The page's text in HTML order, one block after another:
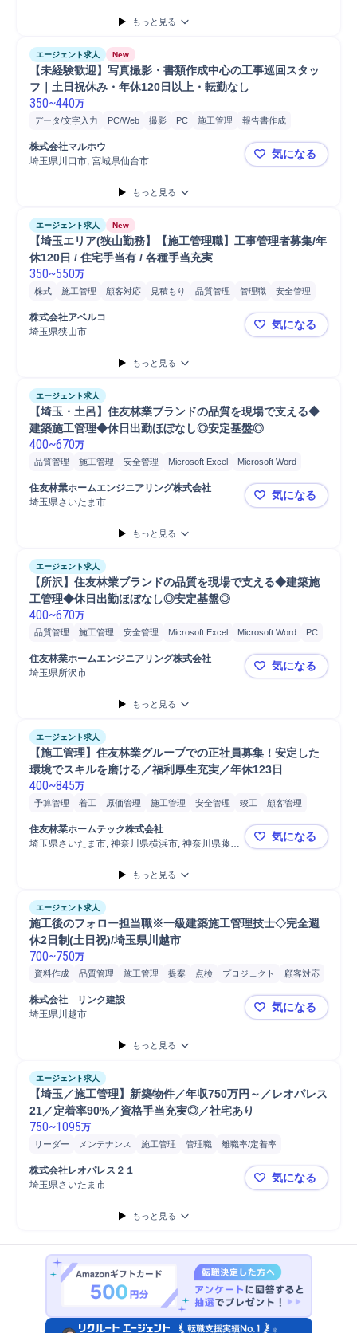
もっと見る
エージェント求人 New
【未経験歓迎】写真撮影・書類作成中心の工事巡回スタッ
フ｜土日祝休み・年休120日以上・転勤なし
350~440万
データ/文字入力 PC/Web 撮影 PC 施工管理
報告書作成
ヒアリング
写真管理
自動車運転
株式会社マルホウ
埼玉県川口市, 宮城県仙台市
【未経験歓
気になる
もっと見る
エージェント求人 New
【埼玉エリア(狭山勤務】【施工管理職】工事管理者募集/年
休120日 / 住宅手当有 / 各種手当充実
350~550万
株式 施工管理 顧客対応 見積もり 品質管理 管理職
安全管理
販売
進捗管理
自動車
普通自動車
株式会社アベルコ
埼玉県狭山市
【埼玉エリ
気になる
もっと見る
エージェント求人
【埼玉・土呂】住友林業ブランドの品質を現場で支える◆
建築施工管理◆休日出勤ほぼなし◎安定基盤◎
400~670万
品質管理 施工管理 安全管理 Microsoft Excel
Microsoft Word
普通自動車
住友林業ホームエンジニアリング株式会社
埼玉県さいたま市
【埼玉・土
気になる
もっと見る
エージェント求人
【所沢】住友林業ブランドの品質を現場で支える◆建築施
工管理◆休日出勤ほぼなし◎安定基盤◎
400~670万
品質管理 施工管理 安全管理 Microsoft Excel Microsoft Word
PC
自動車
施工管理技士
住友林業ホームエンジニアリング株式会社
埼玉県所沢市
【所沢】住
気になる
もっと見る
エージェント求人
【施工管理】住友林業グループでの正社員募集！安定した
環境でスキルを磨ける／福利厚生充実／年休123日
400~845万
予算管理 着工 原価管理 施工管理 安全管理 竣工
顧客管理
マンション
報告書作成
タブレット
写真管理 店舗 普通自動車
Microsoft Excel
携帯電話/PC/PC周辺機器
自動車運転
住友林業ホームテック株式会社
埼玉県さいたま市, 神奈川県横浜市, 神奈川県藤沢
【施工管理
気になる
もっと見る
エージェント求人
施工後のフォロー担当職※一級建築施工管理技士◇完全週
休2日制(土日祝)/埼玉県川越市
700~750万
資料作成 品質管理 施工管理 提案 点検 プロジェクト
顧客対応
マンション
スタッフ
Microsoft Word
株式会社　リンク建設
埼玉県川越市
施工後のフ
気になる
もっと見る
エージェント求人
【埼玉／施工管理】新築物件／年収750万円～／レオパレス
21／定着率90%／資格手当充実◎／社宅あり
750~1095万
リーダー メンテナンス 施工管理 管理職
離職率/定着率
主任/リーダー
主任技術者
施工管理技士 アパート
現場施工
自動車/輸送機械 自動車
株式会社レオパレス２１
埼玉県さいたま市
【埼玉／施
気になる
もっと見る